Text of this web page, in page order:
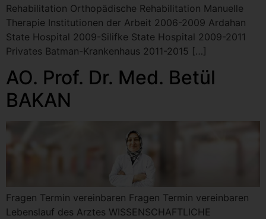
Rehabilitation Orthopädische Rehabilitation Manuelle
Therapie Institutionen der Arbeit 2006-2009 Ardahan
State Hospital 2009-Silifke State Hospital 2009-2011
Privates Batman-Krankenhaus 2011-2015 […]
AO. Prof. Dr. Med. Betül
BAKAN
Fragen Termin vereinbaren Fragen Termin vereinbaren
Lebenslauf des Arztes WISSENSCHAFTLICHE